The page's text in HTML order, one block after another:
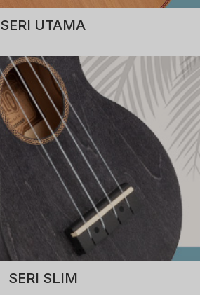
SERI UTAMA
SERI SLIM